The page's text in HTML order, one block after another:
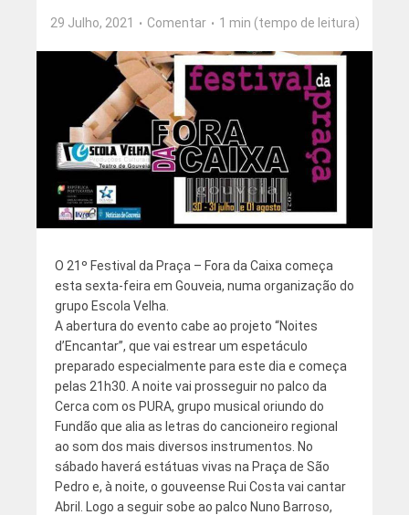
29 Julho, 2021 Comentar 1 min (tempo de leitura)
O 21º Festival da Praça – Fora da Caixa começa
esta sexta-feira em Gouveia, numa organização do
grupo Escola Velha.
A abertura do evento cabe ao projeto “Noites
d’Encantar”, que vai estrear um espetáculo
preparado especialmente para este dia e começa
pelas 21h30. A noite vai prosseguir no palco da
Cerca com os PURA, grupo musical oriundo do
Fundão que alia as letras do cancioneiro regional
ao som dos mais diversos instrumentos. No
sábado haverá estátuas vivas na Praça de São
Pedro e, à noite, o gouveense Rui Costa vai cantar
Abril. Logo a seguir sobe ao palco Nuno Barroso,